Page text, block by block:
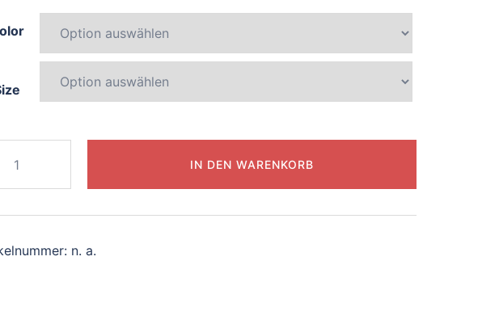
IN DEN WARENKORB
n. a.